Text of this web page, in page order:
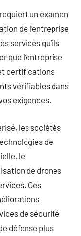
un examen
de l’entreprise
services qu’ils
que l’entreprise
certifications
vérifiables dans
exigences.
les sociétés
de
le
de drones
Ces
de sécurité
défense plus